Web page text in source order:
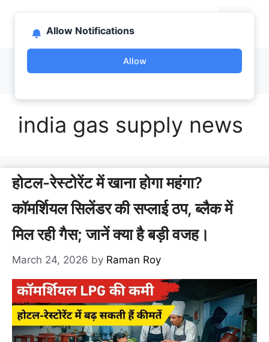
content
bootlab.in
india gas supply news
होटल-रेस्टोरेंट में खाना होगा महंगा?
कॉमर्शियल सिलेंडर की सप्लाई ठप, ब्लैक में
मिल रही गैस; जानें क्या है बड़ी वजह।
March 24, 2026 by Raman Roy
Allow Notifications
Allow